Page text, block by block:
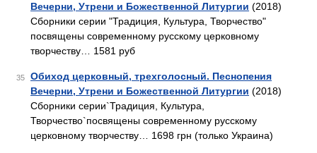
Вечерни, Утрени и Божественной Литургии (2018)
Сборники серии "Традиция, Культура, Творчество"
посвящены современному русскому церковному
творчеству… 1581 руб
35
Обиход церковный, трехголосный. Песнопения
Вечерни, Утрени и Божественной Литургии (2018)
Сборники серии`Традиция, Культура,
Творчество`посвящены современному русскому
церковному творчеству… 1698 грн (только Украина)